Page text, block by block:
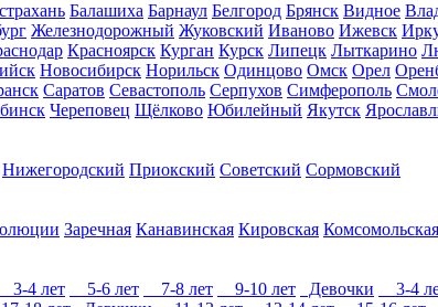
Балашиха Барнаул Белгород Брянск Видное
Железнодорожный Жуковский Иваново Ижевск
Красноярск Курган Курск Липецк Лыткарино
Новосибирск Норильск Одинцово Омск Орел
Саратов Севастополь Серпухов Симферополь
Череповец Щёлково Юбилейный Якутск
Нижегородский Приокский Советский Сормовский
Заречная Канавинская Кировская Комсомольская
3-4 лет 5-6 лет 7-8 лет 9-10 лет Девочки 3-4